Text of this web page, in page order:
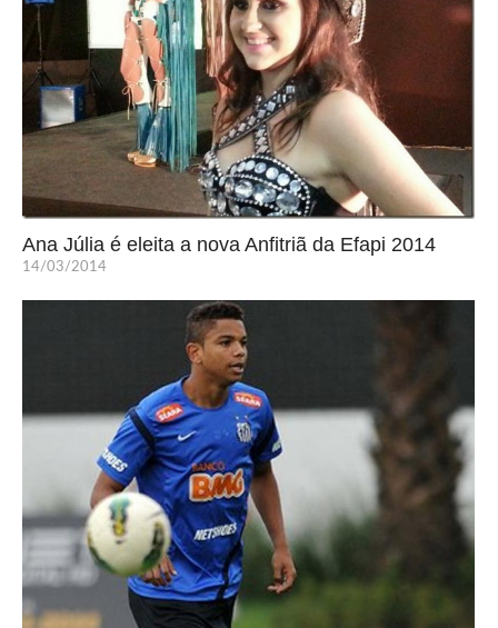
Ana Júlia é eleita a nova Anfitriã da Efapi 2014
14/03/2014